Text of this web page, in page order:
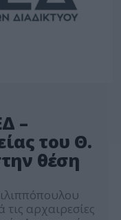
–
του Θ.
θέση
αρχαιρεσίες